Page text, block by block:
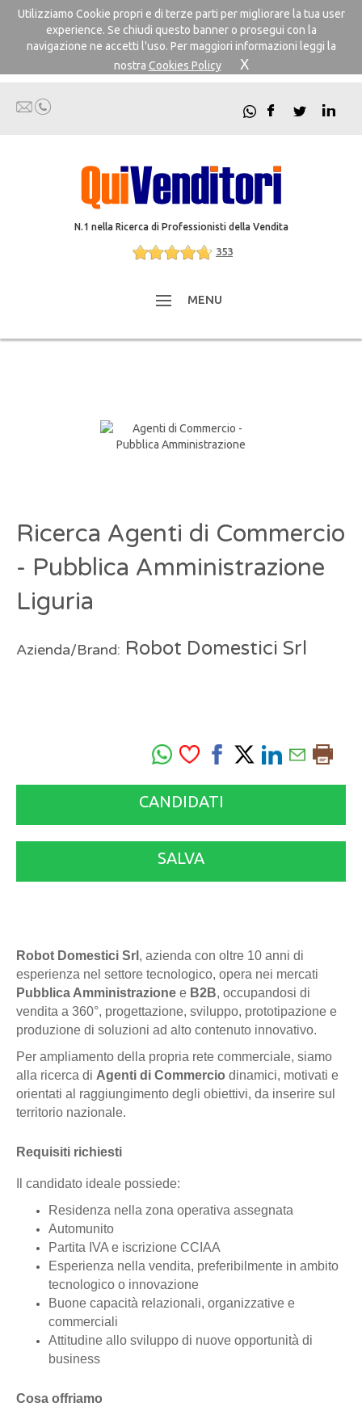
Utilizziamo Cookie propri e di terze parti per migliorare la tua user
experience. Se chiudi questo banner o prosegui con la
navigazione ne accetti l'uso. Per maggiori informazioni leggi la
nostra Cookies Policy X
N.1 nella Ricerca di Professionisti della Vendita
353
MENU
Ricerca Agenti di Commercio
- Pubblica Amministrazione
Liguria
Azienda/Brand: Robot Domestici Srl
CANDIDATI
SALVA
Robot Domestici Srl , azienda con oltre 10 anni di
esperienza nel settore tecnologico, opera nei mercati
Pubblica Amministrazione e B2B, occupandosi di
vendita a 360°, progettazione, sviluppo, prototipazione e
produzione di soluzioni ad alto contenuto innovativo.
Per ampliamento della propria rete commerciale, siamo
alla ricerca di Agenti di Commercio dinamici, motivati e
orientati al raggiungimento degli obiettivi, da inserire sul
territorio nazionale.
Requisiti richiesti
Il candidato ideale possiede:
Residenza nella zona operativa assegnata
Automunito
Partita IVA e iscrizione CCIAA
Esperienza nella vendita, preferibilmente in ambito
tecnologico o innovazione
Buone capacità relazionali, organizzative e
commerciali
Attitudine allo sviluppo di nuove opportunità di
business
Cosa offriamo